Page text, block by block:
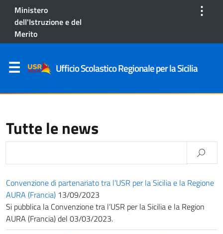
Ministero
dell'Istruzione e del
Merito
⋮
Ufficio Scolastico Regionale per la Sicilia
Tutte le news
Convenzione di partenariato tra l’USR per la Sicilia e la Regione
AURA (Francia) 13/09/2023
Si pubblica la Convenzione tra l’USR per la Sicilia e la Region
AURA (Francia) del 03/03/2023.